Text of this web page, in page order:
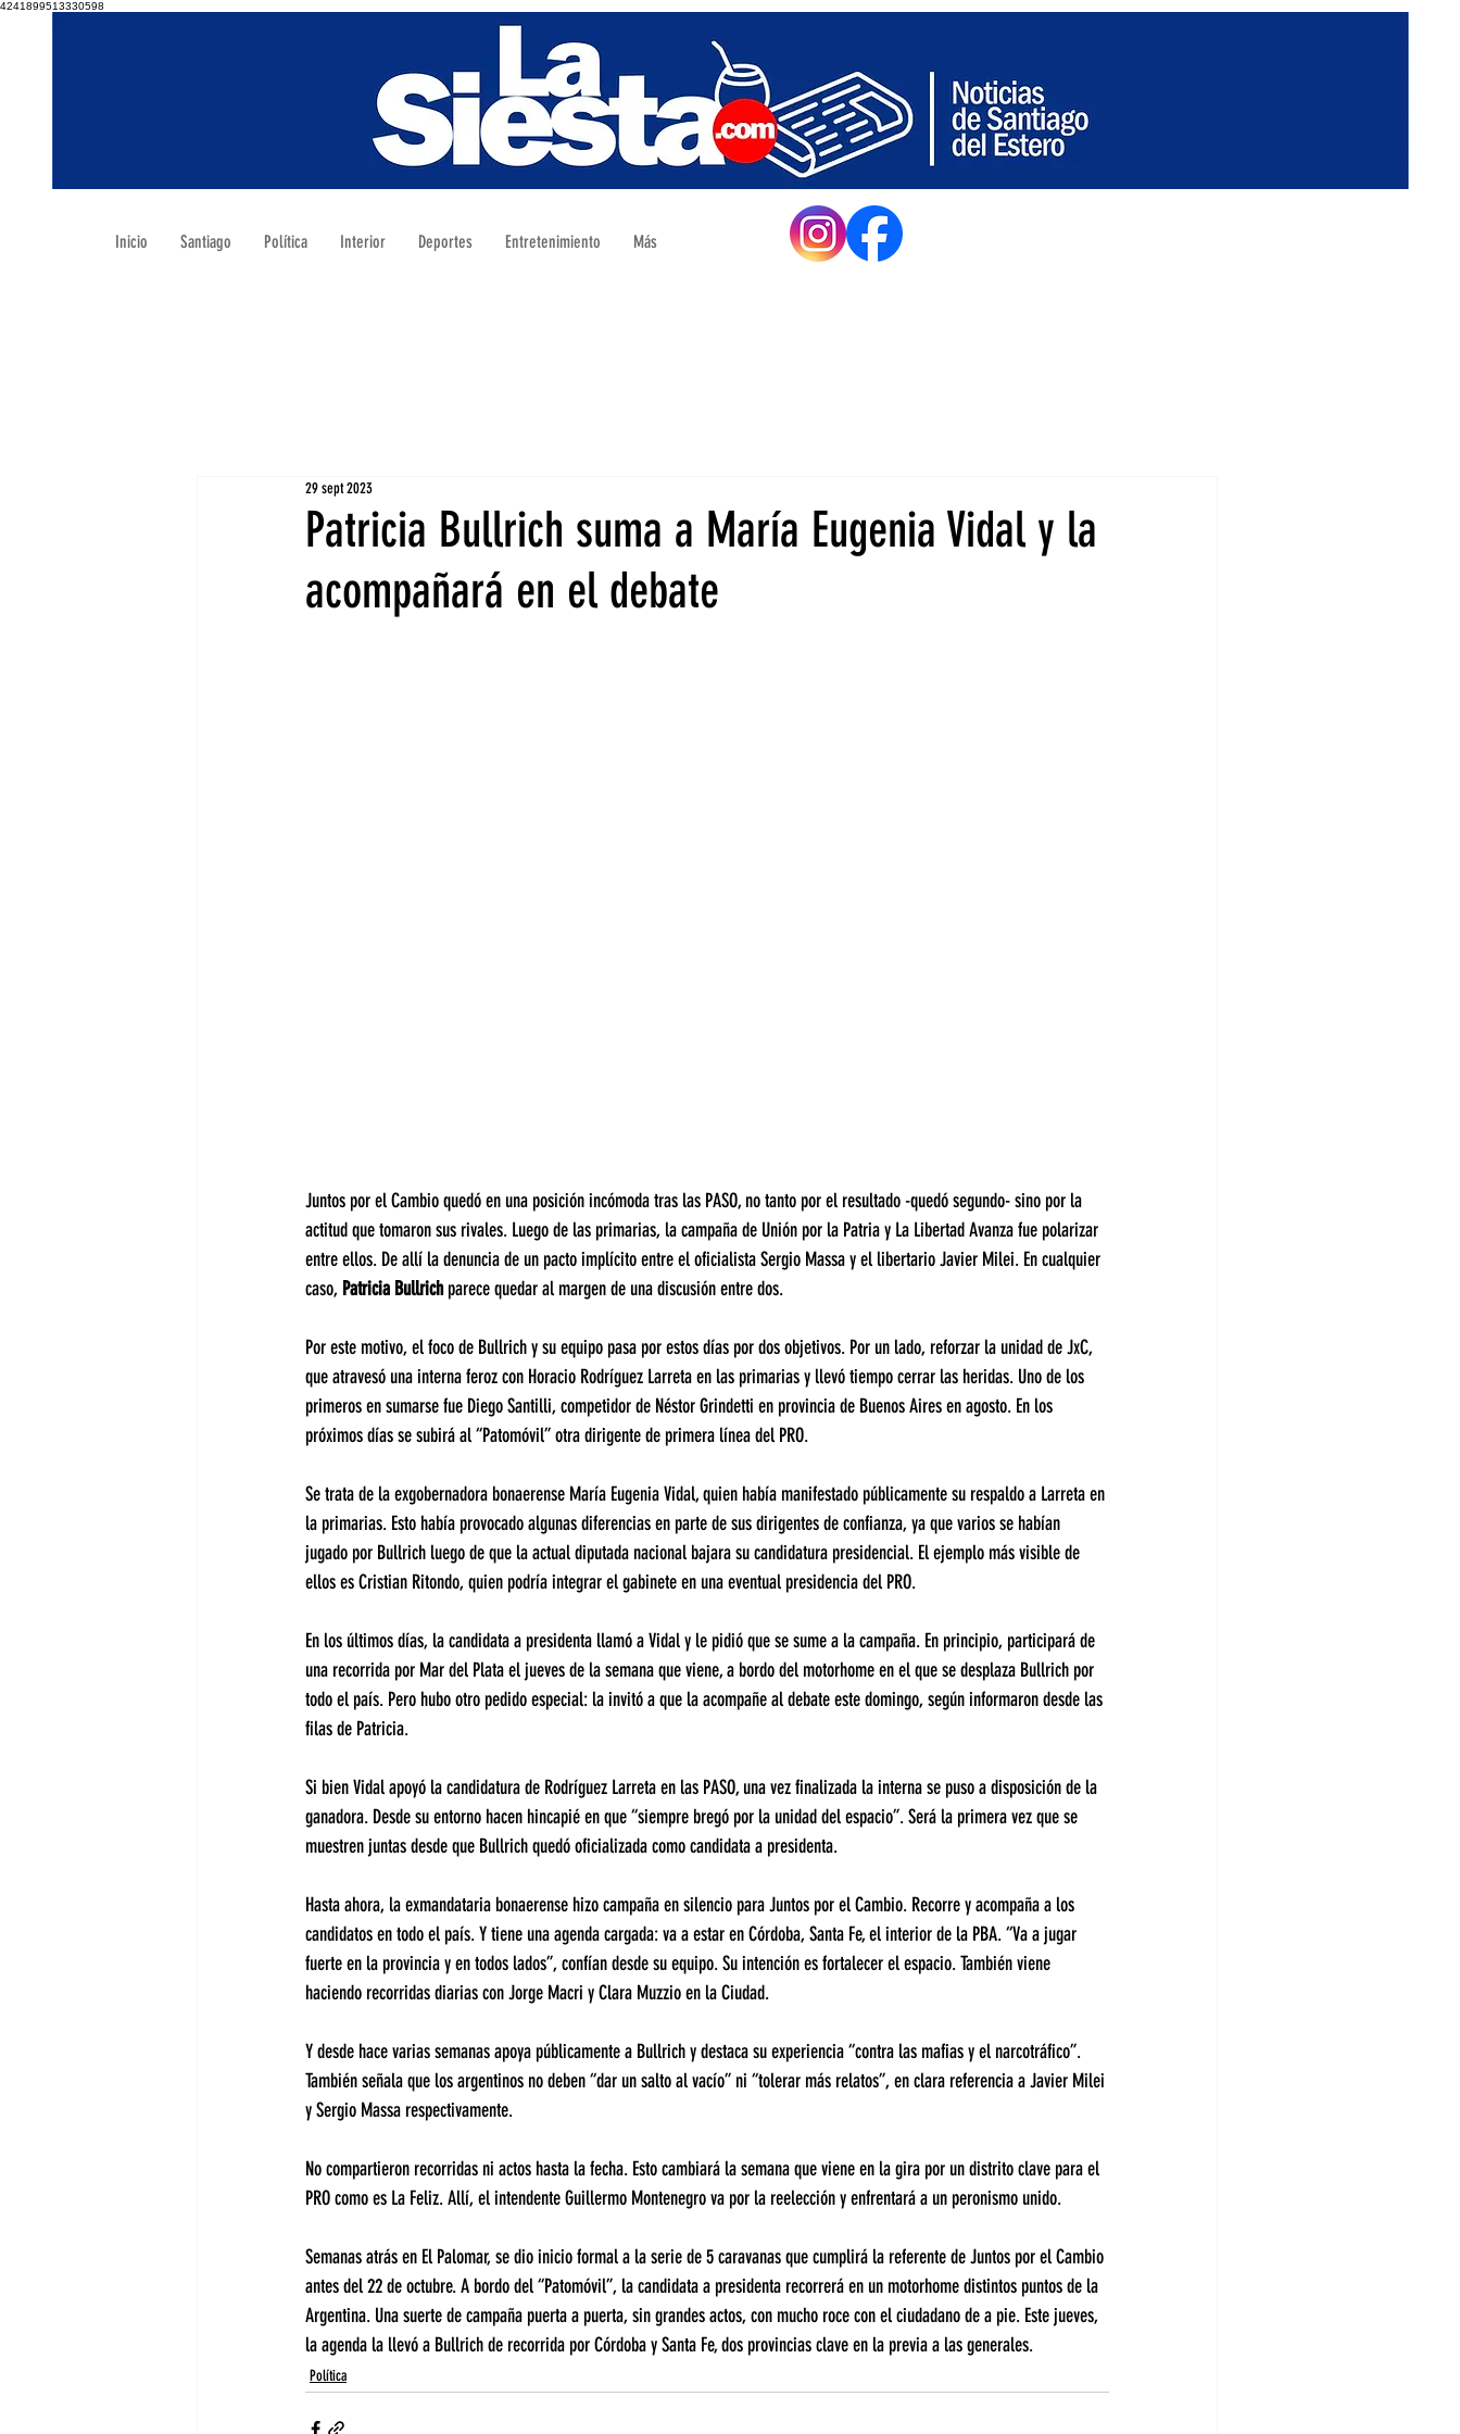
4241899513330598
Inicio Santiago Política Interior Deportes Entretenimiento Más
Patricia Bullrich suma a María Eugenia Vidal y la
acompañará en el debate
29 sept 2023
Juntos por el Cambio quedó en una posición incómoda tras las PASO, no tanto por el resultado -quedó segundo- sino por la
actitud que tomaron sus rivales. Luego de las primarias, la campaña de Unión por la Patria y La Libertad Avanza fue polarizar
entre ellos. De allí la denuncia de un pacto implícito entre el oficialista Sergio Massa y el libertario Javier Milei. En cualquier
caso, Patricia Bullrich parece quedar al margen de una discusión entre dos.
Por este motivo, el foco de Bullrich y su equipo pasa por estos días por dos objetivos. Por un lado, reforzar la unidad de JxC,
que atravesó una interna feroz con Horacio Rodríguez Larreta en las primarias y llevó tiempo cerrar las heridas. Uno de los
primeros en sumarse fue Diego Santilli, competidor de Néstor Grindetti en provincia de Buenos Aires en agosto. En los
próximos días se subirá al “Patomóvil” otra dirigente de primera línea del PRO.
Se trata de la exgobernadora bonaerense María Eugenia Vidal, quien había manifestado públicamente su respaldo a Larreta en
la primarias. Esto había provocado algunas diferencias en parte de sus dirigentes de confianza, ya que varios se habían
jugado por Bullrich luego de que la actual diputada nacional bajara su candidatura presidencial. El ejemplo más visible de
ellos es Cristian Ritondo, quien podría integrar el gabinete en una eventual presidencia del PRO.
En los últimos días, la candidata a presidenta llamó a Vidal y le pidió que se sume a la campaña. En principio, participará de
una recorrida por Mar del Plata el jueves de la semana que viene, a bordo del motorhome en el que se desplaza Bullrich por
todo el país. Pero hubo otro pedido especial: la invitó a que la acompañe al debate este domingo, según informaron desde las
filas de Patricia.
Si bien Vidal apoyó la candidatura de Rodríguez Larreta en las PASO, una vez finalizada la interna se puso a disposición de la
ganadora. Desde su entorno hacen hincapié en que “siempre bregó por la unidad del espacio”. Será la primera vez que se
muestren juntas desde que Bullrich quedó oficializada como candidata a presidenta.
Hasta ahora, la exmandataria bonaerense hizo campaña en silencio para Juntos por el Cambio. Recorre y acompaña a los
candidatos en todo el país. Y tiene una agenda cargada: va a estar en Córdoba, Santa Fe, el interior de la PBA. “Va a jugar
fuerte en la provincia y en todos lados”, confían desde su equipo. Su intención es fortalecer el espacio. También viene
haciendo recorridas diarias con Jorge Macri y Clara Muzzio en la Ciudad.
Y desde hace varias semanas apoya públicamente a Bullrich y destaca su experiencia “contra las mafias y el narcotráfico”.
También señala que los argentinos no deben “dar un salto al vacío” ni “tolerar más relatos”, en clara referencia a Javier Milei
y Sergio Massa respectivamente.
No compartieron recorridas ni actos hasta la fecha. Esto cambiará la semana que viene en la gira por un distrito clave para el
PRO como es La Feliz. Allí, el intendente Guillermo Montenegro va por la reelección y enfrentará a un peronismo unido.
Semanas atrás en El Palomar, se dio inicio formal a la serie de 5 caravanas que cumplirá la referente de Juntos por el Cambio
antes del 22 de octubre. A bordo del “Patomóvil”, la candidata a presidenta recorrerá en un motorhome distintos puntos de la
Argentina. Una suerte de campaña puerta a puerta, sin grandes actos, con mucho roce con el ciudadano de a pie. Este jueves,
la agenda la llevó a Bullrich de recorrida por Córdoba y Santa Fe, dos provincias clave en la previa a las generales.
Política